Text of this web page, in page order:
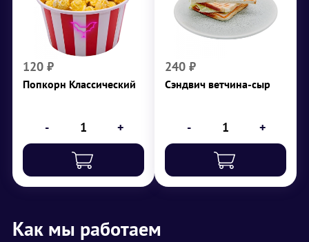
120 ₽
Попкорн Классический
- +
120
₽
240 ₽
Сэндвич ветчина-сыр
- +
208
240
₽
Как мы работаем